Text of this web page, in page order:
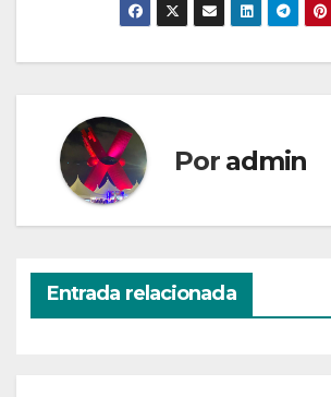
Por admin
Entrada relacionada